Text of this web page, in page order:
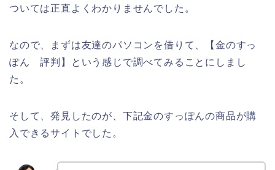
ついては正直よくわかりませんでした。
なので、まずは友達のパソコンを借りて、【金のすっ
ぽん 評判】という感じで調べてみることにしまし
た。
そして、発見したのが、下記金のすっぽんの商品が購
入できるサイトでした。